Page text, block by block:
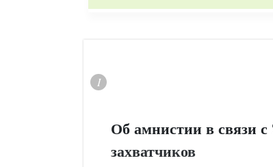
Об амнистии в связи
захватчиков